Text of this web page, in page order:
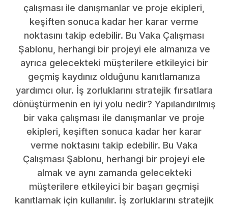
çalışması ile danışmanlar ve proje ekipleri,
keşiften sonuca kadar her karar verme
noktasını takip edebilir. Bu Vaka Çalışması
Şablonu, herhangi bir projeyi ele almanıza ve
ayrıca gelecekteki müşterilere etkileyici bir
geçmiş kaydınız olduğunu kanıtlamanıza
yardımcı olur. İş zorluklarını stratejik fırsatlara
dönüştürmenin en iyi yolu nedir? Yapılandırılmış
bir vaka çalışması ile danışmanlar ve proje
ekipleri, keşiften sonuca kadar her karar
verme noktasını takip edebilir. Bu Vaka
Çalışması Şablonu, herhangi bir projeyi ele
almak ve aynı zamanda gelecekteki
müşterilere etkileyici bir başarı geçmişi
kanıtlamak için kullanılır. İş zorluklarını stratejik